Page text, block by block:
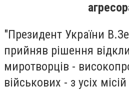
"Президент України
прийняв рішення
миротворців -
військових - з усіх